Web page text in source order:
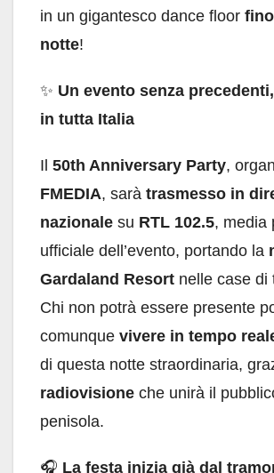
in un gigantesco dance floor
notte!
✨ Un evento senza
in tutta Italia
Il 50th Anniversary Party,
FMEDIA, sarà trasmesso in
nazionale su RTL 102.5, media
ufficiale dell’evento, portando la
Gardaland Resort nelle case di
Chi non potrà essere presente
comunque vivere in tempo
di questa notte straordinaria,
radiovisione che unirà il
penisola.
🎧 La festa inizia già dal